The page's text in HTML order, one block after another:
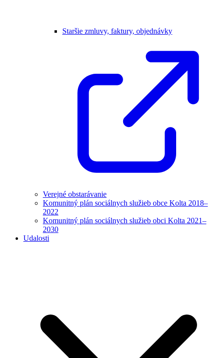
Staršie zmluvy, faktury, objednávky
Verejné obstarávanie
Komunitný plán sociálnych služieb obce Kolta 2018–
2022
Komunitný plán sociálnych služieb obci Kolta 2021–
2030
Udalosti